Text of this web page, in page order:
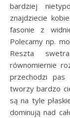
bardziej
znajdziecie
fasonie z
Polecamy np.
Reszta
równomiernie
przechodzi pas
tworzy bardzo
są na tyle
dominują nad